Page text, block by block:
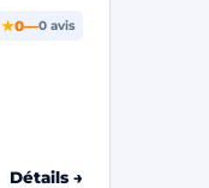
★0—0 avis
Détails →